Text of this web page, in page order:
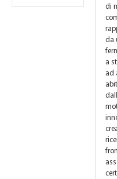
di
da
a
ad